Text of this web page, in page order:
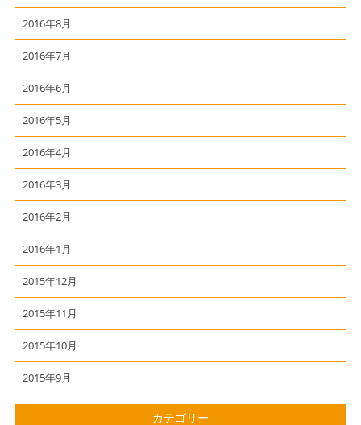
2016年8月
2016年7月
2016年6月
2016年5月
2016年4月
2016年3月
2016年2月
2016年1月
2015年12月
2015年11月
2015年10月
2015年9月
カテゴリー